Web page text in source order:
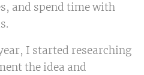
and spend time with
I started researching
the idea and